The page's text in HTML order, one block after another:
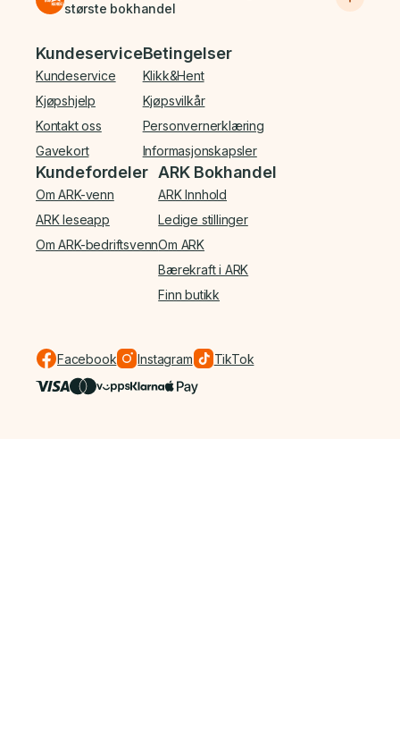
største bokhandel
Bunnmeny
Kundeservice
Kundeservice
Kjøpshjelp
Kontakt oss
Gavekort
Betingelser
Klikk&Hent
Kjøpsvilkår
Personvernerklæring
Informasjonskapsler
Kundefordeler
Om ARK-venn
ARK leseapp
Om ARK-bedriftsvenn
ARK Bokhandel
ARK Innhold
Ledige stillinger
Om ARK
Bærekraft i ARK
Finn butikk
Facebook Instagram TikTok